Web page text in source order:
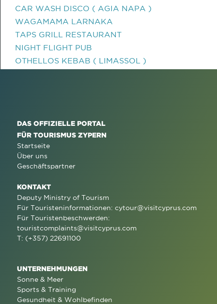
CAR WASH DISCO ( AGIA NAPA )
WAGAMAMA LARNAKA
TAPS GRILL RESTAURANT
NIGHT FLIGHT PUB
OTHELLOS KEBAB ( LIMASSOL )
DAS OFFIZIELLE PORTAL
FÜR TOURISMUS ZYPERN
Startseite
Über uns
Geschäftspartner
KONTAKT
Deputy Ministry of Tourism
Für Touristeninformationen: cytour@visitcyprus.com
Für Touristenbeschwerden:
touristcomplaints@visitcyprus.com
T: (+357) 22691100
UNTERNEHMUNGEN
Sonne & Meer
Sports & Training
Gesundheit & Wohlbefinden